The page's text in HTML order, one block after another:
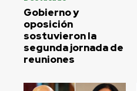
Gobierno y
oposición
sostuvieron la
segunda jornada de
reuniones